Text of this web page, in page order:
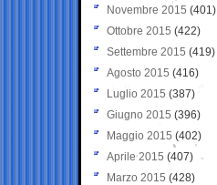
Novembre 2015 (401)
Ottobre 2015 (422)
Settembre 2015 (419)
Agosto 2015 (416)
Luglio 2015 (387)
Giugno 2015 (396)
Maggio 2015 (402)
Aprile 2015 (407)
Marzo 2015 (428)